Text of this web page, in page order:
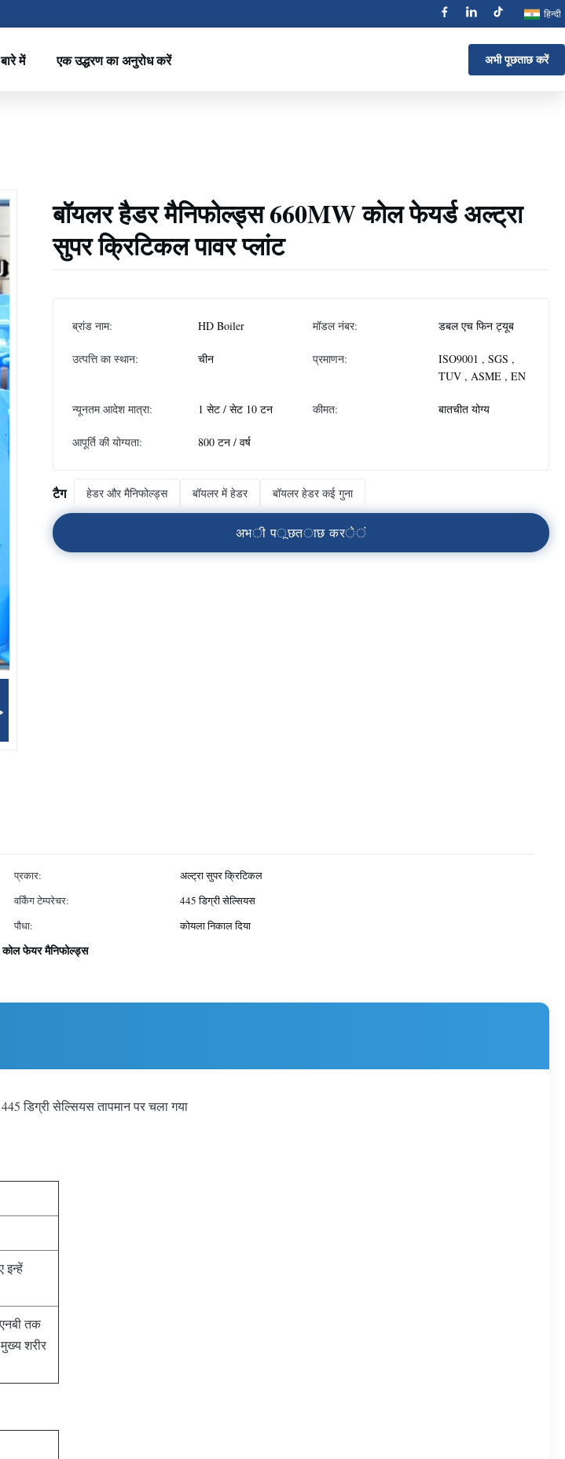
हिन्दी
में एक उद्धरण का अनुरोध करें अभी पूछताछ करें
बॉयलर हैडर मैनिफोल्ड्स 660MW कोल फेयर्ड अल्ट्रा
सुपर क्रिटिकल पावर प्लांट
ब्रांड नाम: HD Boiler मॉडल नंबर: डबल एच फिन ट्यूब
उत्पत्ति का स्थान: चीन प्रमाणन:
ISO9001 , SGS ,
TUV , ASME , EN
न्यूनतम आदेश मात्रा: 1 सेट / सेट 10 टन कीमत: बातचीत योग्य
आपूर्ति की योग्यता: 800 टन / वर्ष
टैग हेडर और मैनिफोल्ड्स बॉयलर में हेडर बॉयलर हेडर कई गुना
अभी पूछताछ करें
प्रकार:
अल्ट्रा सुपर क्रिटिकल
वर्किंग टेम्परेचर:
445 डिग्री सेल्सियस
पौधा:
कोयला निकाल दिया
फेयर मैनिफोल्ड्स
डिग्री सेल्सियस तापमान पर चला गया
इन्हें
तक
शरीर